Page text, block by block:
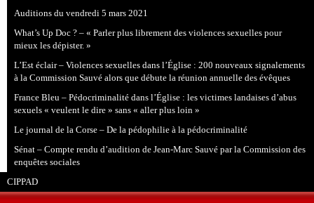
Auditions du vendredi 5 mars 2021
What’s Up Doc ? – « Parler plus librement des violences sexuelles pour
mieux les dépister. »
L’Est éclair – Violences sexuelles dans l’Église : 200 nouveaux signalements
à la Commission Sauvé alors que débute la réunion annuelle des évêques
France Bleu – Pédocriminalité dans l’Église : les victimes landaises d’abus
sexuels « veulent le dire » sans « aller plus loin »
Le journal de la Corse – De la pédophilie à la pédocriminalité
Sénat – Compte rendu d’audition de Jean-Marc Sauvé par la Commission des
enquêtes sociales
CIPPAD